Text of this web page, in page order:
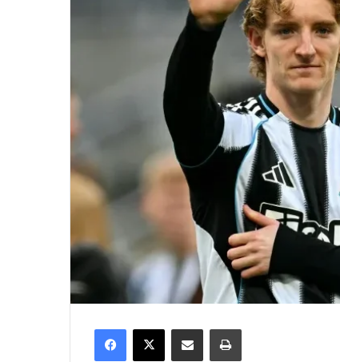
Facebook
X Compartir por correo electrónicoImprimir